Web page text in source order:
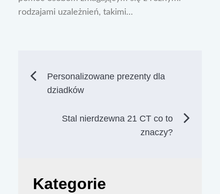
rodzajami uzależnień, takimi…
Nawigacja
Personalizowane prezenty dla
dziadków
Stal nierdzewna 21 CT co to
znaczy?
Kategorie